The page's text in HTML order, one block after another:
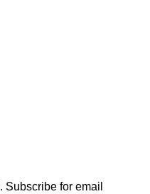
. Subscribe for email